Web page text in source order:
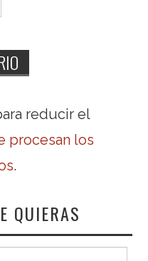
reducir el
procesan los
.
QUIERAS